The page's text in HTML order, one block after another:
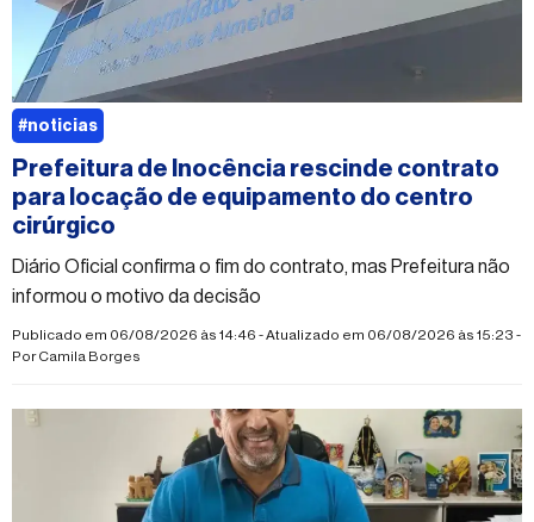
Prefeitura de Inocência rescinde contrato
para locação de equipamento do centro
cirúrgico
Diário Oficial confirma o fim do contrato, mas Prefeitura não
informou o motivo da decisão
Publicado em 06/08/2026 às 14:46 - Atualizado em 06/08/2026 às 15:23 -
PorCamila Borges
#noticias